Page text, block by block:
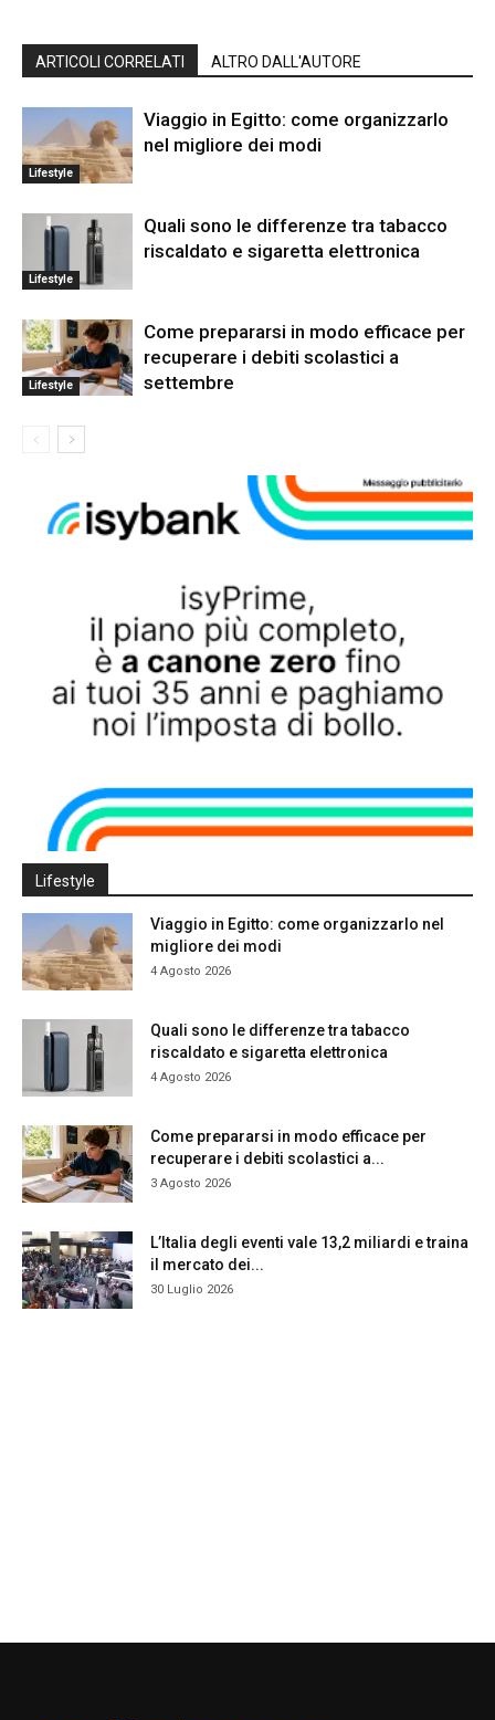
ARTICOLI CORRELATI ALTRO DALL'AUTORE
Lifestyle
Viaggio in Egitto: come organizzarlo
nel migliore dei modi
Lifestyle
Quali sono le differenze tra tabacco
riscaldato e sigaretta elettronica
Lifestyle
Come prepararsi in modo efficace per
recuperare i debiti scolastici a
settembre
Lifestyle
Viaggio in Egitto: come organizzarlo nel
migliore dei modi
4 Agosto 2026
Quali sono le differenze tra tabacco
riscaldato e sigaretta elettronica
4 Agosto 2026
Come prepararsi in modo efficace per
recuperare i debiti scolastici a...
3 Agosto 2026
L’Italia degli eventi vale 13,2 miliardi e traina
il mercato dei...
30 Luglio 2026